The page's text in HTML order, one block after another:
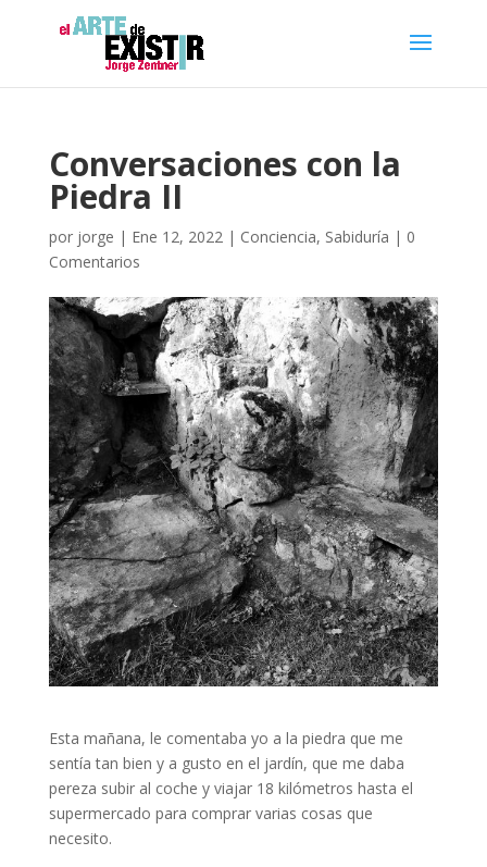
Conversaciones con la
Piedra II
por jorge | Ene 12, 2022| Conciencia, Sabiduría | 0
Comentarios
Esta mañana, le comentaba yo a la piedra que me
sentía tan bien y a gusto en el jardín, que me daba
pereza subir al coche y viajar 18 kilómetros hasta el
supermercado para comprar varias cosas que
necesito.